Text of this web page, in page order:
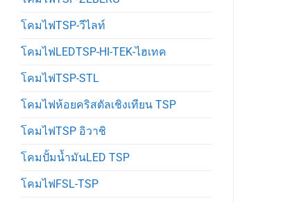
โคมไฟTSP-วีไลท์
โคมไฟLEDTSP-HI-TEK-ไฮเทค
โคมไฟTSP-STL
โคมไฟห้อยคริสตัลเชิงเทียน TSP
โคมไฟTSP อิวาชิ
โคมปั้มน้ำมันLED TSP
โคมไฟFSL-TSP